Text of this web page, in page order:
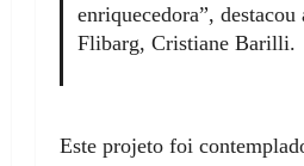
enriquecedora”,
Flibarg, Cristiane Barilli.
Este projeto foi